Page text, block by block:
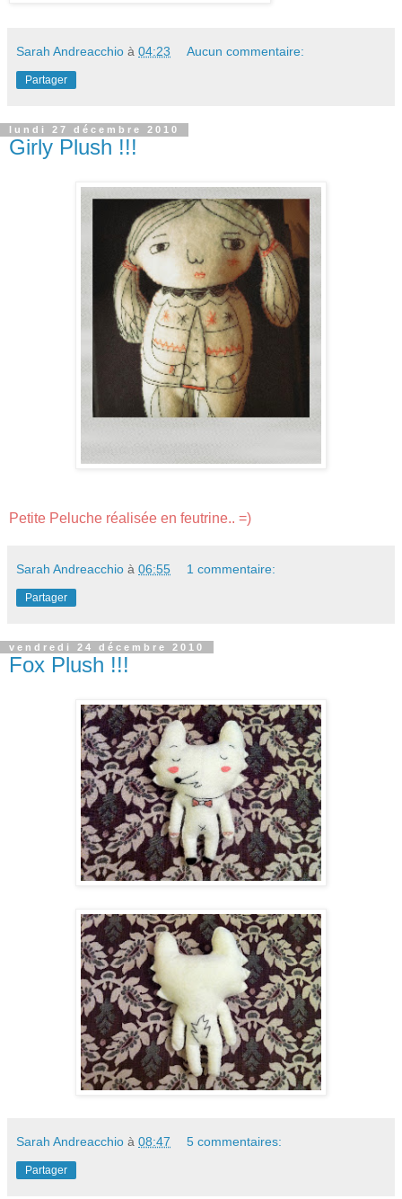
Sarah Andreacchio à 04:23 Aucun commentaire:
Partager
lundi 27 décembre 2010
Girly Plush !!!
Petite Peluche réalisée en feutrine.. =)
Sarah Andreacchio à 06:55 1 commentaire:
Partager
vendredi 24 décembre 2010
Fox Plush !!!
Sarah Andreacchio à 08:47 5 commentaires:
Partager